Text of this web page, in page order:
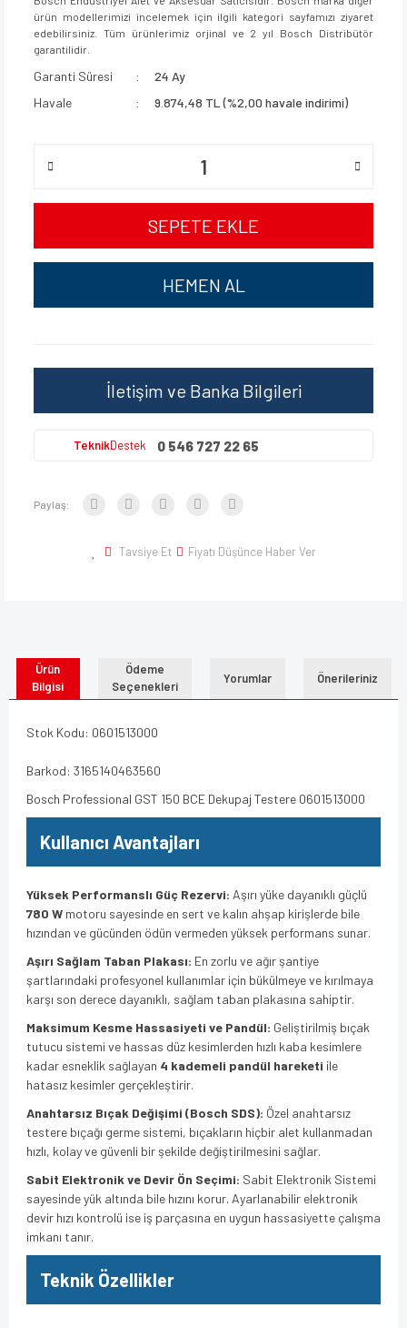
ürün modellerimizi incelemek için ilgili kategori sayfamızı ziyaret
edebilirsiniz. Tüm ürünlerimiz orjinal ve 2 yıl Bosch Distribütör
garantilidir.
Garanti Süresi
24 Ay
Havale
9.874,48 TL (%2,00 havale indirimi)
SEPETE EKLE
HEMEN AL
İletişim ve Banka Bilgileri
TeknikDestek 0 546 727 22 65
Paylaş:
Tavsiye Et Fiyatı Düşünce Haber Ver
Ürün
Bilgisi
Ödeme
Seçenekleri
Yorumlar Önerileriniz
Stok Kodu: 0601513000
Barkod: 3165140463560
Bosch Professional GST 150 BCE Dekupaj Testere 0601513000
Kullanıcı Avantajları
Yüksek Performanslı Güç Rezervi: Aşırı yüke dayanıklı güçlü
780 W motoru sayesinde en sert ve kalın ahşap kirişlerde bile
hızından ve gücünden ödün vermeden yüksek performans sunar.
Aşırı Sağlam Taban Plakası: En zorlu ve ağır şantiye
şartlarındaki profesyonel kullanımlar için bükülmeye ve kırılmaya
karşı son derece dayanıklı, sağlam taban plakasına sahiptir.
Maksimum Kesme Hassasiyeti ve Pandül: Geliştirilmiş bıçak
tutucu sistemi ve hassas düz kesimlerden hızlı kaba kesimlere
kadar esneklik sağlayan 4 kademeli pandül hareketi ile
hatasız kesimler gerçekleştirir.
Anahtarsız Bıçak Değişimi (Bosch SDS): Özel anahtarsız
testere bıçağı germe sistemi, bıçakların hiçbir alet kullanmadan
hızlı, kolay ve güvenli bir şekilde değiştirilmesini sağlar.
Sabit Elektronik ve Devir Ön Seçimi: Sabit Elektronik Sistemi
sayesinde yük altında bile hızını korur. Ayarlanabilir elektronik
devir hızı kontrolü ise iş parçasına en uygun hassasiyette çalışma
imkanı tanır.
Teknik Özellikler